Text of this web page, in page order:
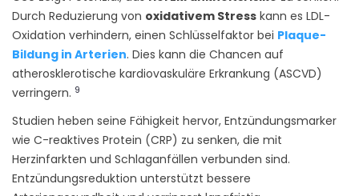
Durch Reduzierung von oxidativem Stress kann es LDL-
Oxidation verhindern, einen Schlüsselfaktor bei Plaque-
Bildung in Arterien. Dies kann die Chancen auf
atherosklerotische kardiovaskuläre Erkrankung (ASCVD)
verringern. 9
Studien heben seine Fähigkeit hervor, Entzündungsmarker
wie C-reaktives Protein (CRP) zu senken, die mit
Herzinfarkten und Schlaganfällen verbunden sind.
Entzündungsreduktion unterstützt bessere